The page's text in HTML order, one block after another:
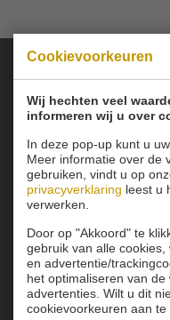
Cookievoorkeuren
Wij hechten veel
informeren wij u over
In deze pop-up kunt u
Meer informatie over de
gebruiken, vindt u op
privacyverklaring leest u
verwerken.
Door op "Akkoord" te
gebruik van alle
en advertentie/
het optimaliseren van
advertenties. Wilt u dit
cookievoorkeuren aan te